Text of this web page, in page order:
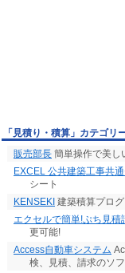
「見積り・積算」カテゴリ
販売部長 簡単操作で美し
EXCEL 公共建築工事共
シート
KENSEKI 建築積算プロ
エクセルで簡単!ぷち見積
更可能!
Access自動車システム
検、見積、請求のソフ